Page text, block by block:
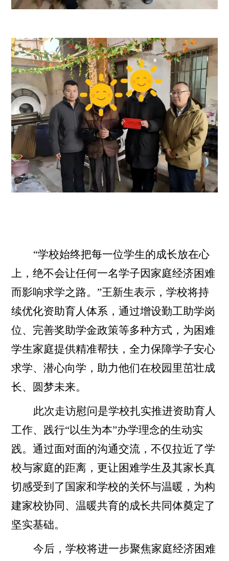
“学校始终把每一位学生的成长放在心
上，绝不会让任何一名学子因家庭经济困难
而影响求学之路。”王新生表示，学校将持
续优化资助育人体系，通过增设勤工助学岗
位、完善奖助学金政策等多种方式，为困难
学生家庭提供精准帮扶，全力保障学子安心
求学、潜心向学，助力他们在校园里茁壮成
长、圆梦未来。
此次走访慰问是学校扎实推进资助育人
工作、践行“以生为本”办学理念的生动实
践。通过面对面的沟通交流，不仅拉近了学
校与家庭的距离，更让困难学生及其家长真
切感受到了国家和学校的关怀与温暖，为构
建家校协同、温暖共育的成长共同体奠定了
坚实基础。
今后，学校将进一步聚焦家庭经济困难